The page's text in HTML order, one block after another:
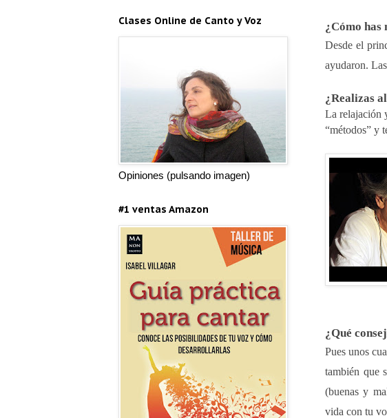
¿Cómo has
Desde el
ayudaron.
¿Realizas
La relajación
“métodos” y
¿Qué
Pues unos
también que
(buenas y
vida con tu
Clases Online de Canto y Voz
Opiniones (pulsando imagen)
#1 ventas Amazon